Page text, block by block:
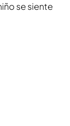
se siente